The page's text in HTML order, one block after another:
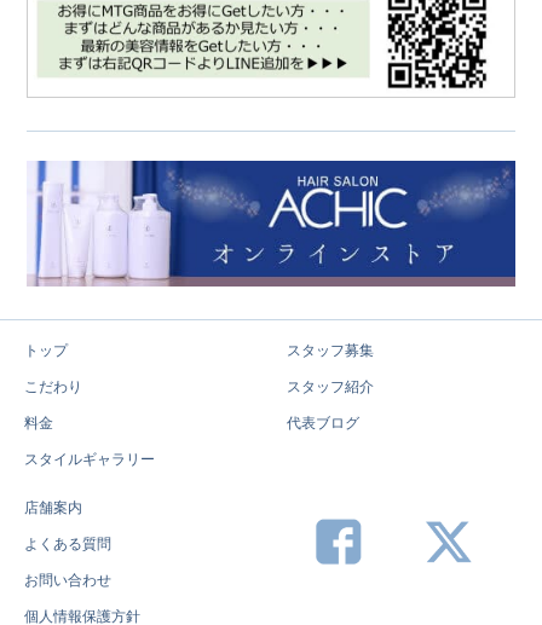
トップ
こだわり
料金
スタイルギャラリー
スタッフ募集
スタッフ紹介
代表ブログ
店舗案内
よくある質問
お問い合わせ
個人情報保護方針